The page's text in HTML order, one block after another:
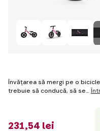
Învățarea să mergi pe o
trebuie să conducă, să se…
231,54 lei